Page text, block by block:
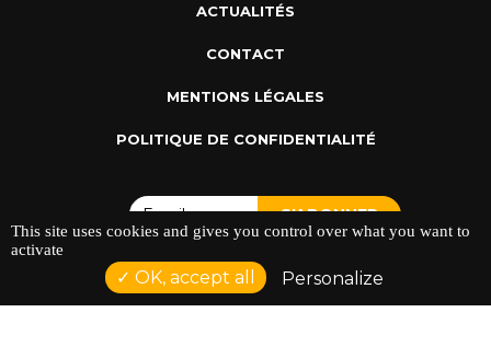
ACTUALITÉS
CONTACT
MENTIONS LÉGALES
POLITIQUE DE CONFIDENTIALITÉ
ADRESSE : 128 AVENUE DU SERGENT MAGINOT 35000
This site uses cookies and gives you control over what you want to
activate
OK, accept all Personalize